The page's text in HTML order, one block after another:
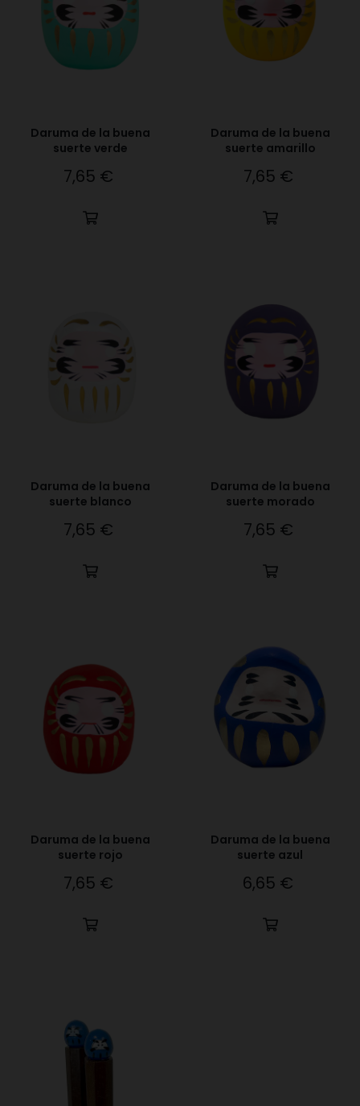
Daruma de la buena
suerte verde
Precio
7,65 €
Daruma de la buena
suerte amarillo
Precio
7,65 €
Daruma de la buena
suerte blanco
Precio
7,65 €
Daruma de la buena
suerte morado
Precio
7,65 €
Daruma de la buena
suerte rojo
Precio
7,65 €
Daruma de la buena
suerte azul
Precio
6,65 €